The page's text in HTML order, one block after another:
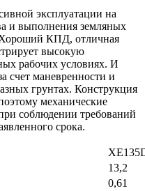
эксплуатации на
и выполнения земляных
Хороший КПД, отличная
высокую
рабочих условиях. И
счет маневренности и
грунтах. Конструкция
механические
соблюдении требований
срока.
13,2
0,61